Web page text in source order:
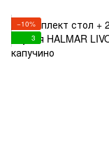
−10%
3